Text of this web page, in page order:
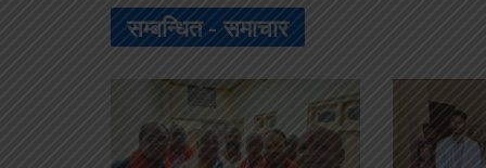
सम्बन्धित - समाचार